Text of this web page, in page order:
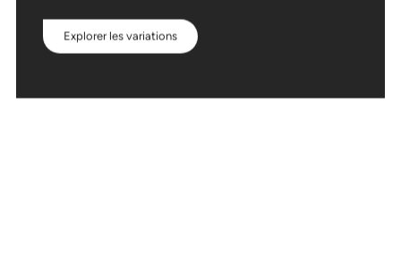
Explorer les variations